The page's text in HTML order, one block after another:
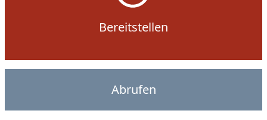
Bereitstellen
Abrufen